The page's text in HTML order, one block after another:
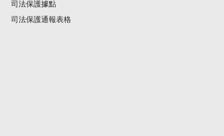
司法保護據點
司法保護通報表格